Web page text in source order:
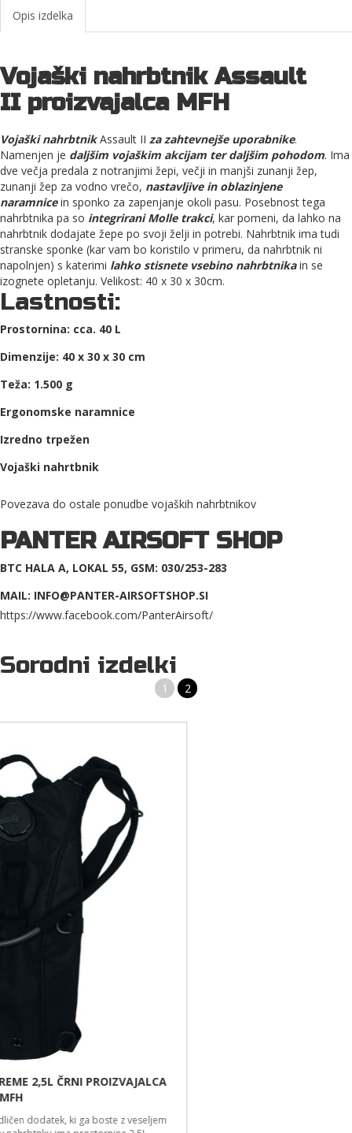
Opis izdelka
Vojaški nahrbtnik Assault
II proizvajalca MFH
Vojaški nahrbtnikAssault II za zahtevnejše uporabnike.
Namenjen je daljšim vojaškim akcijam ter daljšim pohodom. Ima
dve večja predala z notranjimi žepi, večji in manjši zunanji žep,
zunanji žep za vodno vrečo, nastavljive in oblazinjene
naramnicein sponko za zapenjanje okoli pasu. Posebnost tega
nahrbtnika pa so integrirani Molle trakci, kar pomeni, da lahko na
nahrbtnik dodajate žepe po svoji želji in potrebi. Nahrbtnik ima tudi
stranske sponke (kar vam bo koristilo v primeru, da nahrbtnik ni
napolnjen) s katerimi lahko stisnete vsebino nahrbtnikain se
izognete opletanju. Velikost: 40 x 30 x 30cm.
Lastnosti:
Prostornina: cca. 40 L
Dimenzije: 40 x 30 x 30 cm
Teža: 1.500 g
Ergonomske naramnice
Izredno trpežen
Vojaški nahrtbnik
Povezava do ostale ponudbe vojaških nahrbtnikov
PANTER AIRSOFT SHOP
BTC HALA A, LOKAL 55, GSM: 030/253-283
MAIL: INFO@PANTER-AIRSOFTSHOP.SI
https://www.facebook.com/PanterAirsoft/
Sorodni izdelki
1 2
VOJAŠKI NAHRBTNIK ASSAULT I PROIZVAJALCA MFH
Vojaški nahrbtnik Assault I je resnično vsestranski. Namenjen je tako za
vojaške akcije kot za družinske izlete.
VOJAŠKI NAHRBTNIK ASSAULT I PROIZVAJALCA MFH
Vojaški nahrbtnik Assault I je resnično vsestranski. Namenjen je tako za